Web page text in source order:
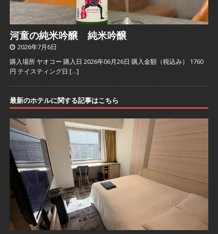
河童の純米吟醸 純米吟醸
2026年7月6日
購入場所 ヤオコー 購入日 2026年06月26日 購入金額（税込み） 1760
円 テイスティング日 […]
最新のホテルに関する記事はこちら